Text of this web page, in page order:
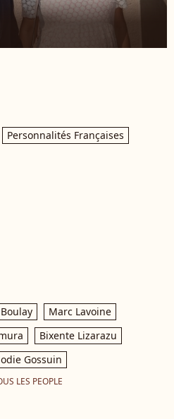
Personnalités Françaises
Marc Lavoine
Bixente Lizarazu
Gossuin
LES PEOPLE